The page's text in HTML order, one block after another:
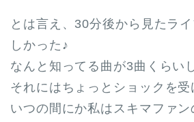
とは言え、30分後から見たラ
しかった♪
なんと知ってる曲が3曲くらい
それにはちょっとショックを受
いつの間にか私はスキマファ